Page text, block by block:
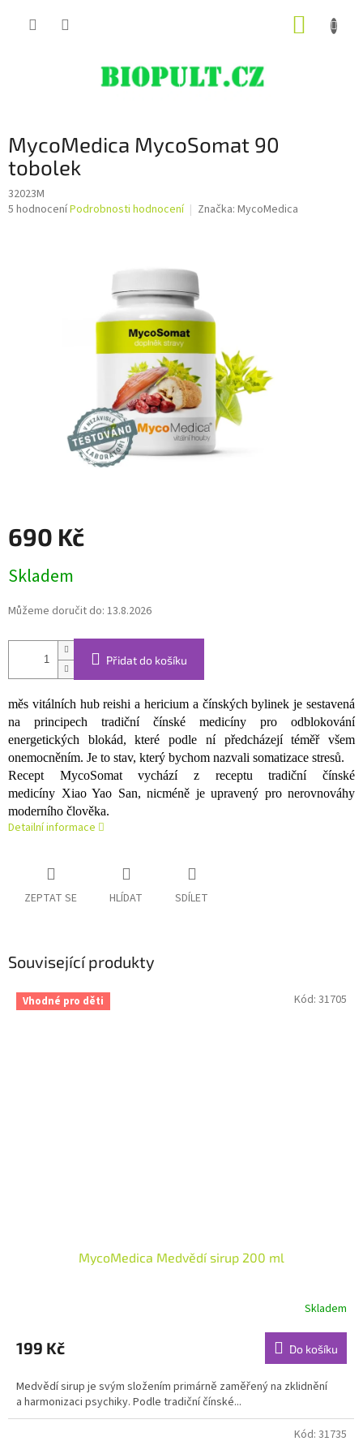
MycoMedica MycoSomat 90
tobolek
32023M
Průměrné
5 hodnoceníPodrobnosti hodnocení Značka: MycoMedica
690 Kč
cena:
Skladem
Můžeme doručit do: 13.8.2026
Přidat do košíku
měs vitálních hub reishi a hericium a čínských bylinek je sestavená
na principech tradiční čínské medicíny pro odblokování
energetických blokád, které podle ní předcházejí téměř všem
onemocněním. Je to stav, který bychom nazvali somatizace stresů.
Recept MycoSomat vychází z receptu tradiční čínské
medicíny Xiao Yao San, nicméně je upravený pro nerovnováhy
moderního člověka.
Detailní informace
ZEPTAT SE HLÍDAT SDÍLET
Související produkty
Vhodné pro děti
MycoMedica Medvědí sirup 200 ml
produktu
je
z
5
hvězdiček.
Skladem
199 Kč Do košíku
Medvědí sirup je svým složením primárně zaměřený na zklidnění
a harmonizaci psychiky. Podle tradiční čínské...
Kód: 31705
Kód: 31735